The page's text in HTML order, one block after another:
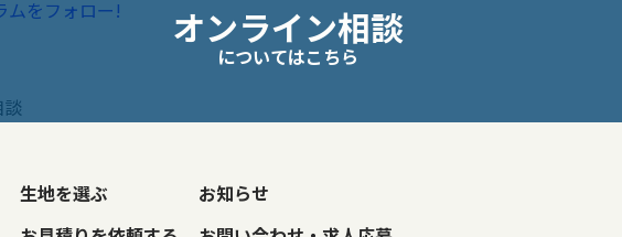
オンライン相談
についてはこちら
生地を選ぶ
お知らせ